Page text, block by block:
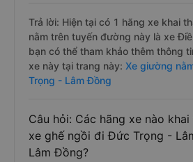
Trả lời: Hiện tại có 1 hãng xe khai
nằm trên tuyến đường này là xe
bạn có thể tham khảo thêm thông
xe này tại trang này: Xe giường
Trọng - Lâm Đồng
Câu hỏi: Các hãng xe nào
xe ghế ngồi đi Đức Trọng -
Lâm Đồng?